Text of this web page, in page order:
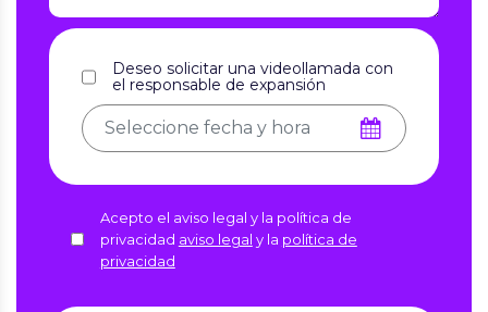
Deseo solicitar una videollamada con
el responsable de expansión
Acepto el aviso legal y la política de
privacidad aviso legal y la política de
privacidad